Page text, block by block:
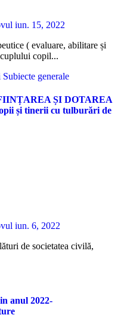
iun. 15, 2022
copil...
Subiecte generale
ȘI DOTAREA
și tinerii cu tulburări de
iun. 6, 2022
anul 2022-